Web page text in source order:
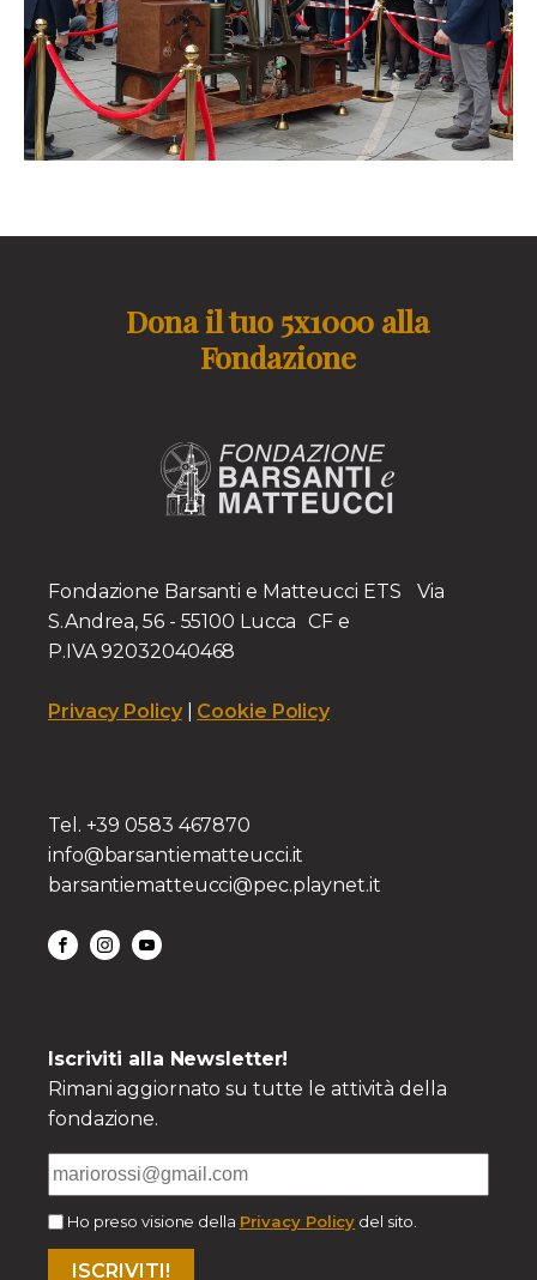
Dona il tuo 5x1000 alla
Fondazione
Fondazione Barsanti e Matteucci ETS Via
S.Andrea, 56 - 55100 Lucca CF e
P.IVA 92032040468
Privacy Policy| Cookie Policy
Tel. +39 0583 467870
info@barsantiematteucci.it
barsantiematteucci@pec.playnet.it
Iscriviti alla Newsletter!
Rimani aggiornato su tutte le attività della
fondazione.
Ho preso visione della Privacy Policy del sito.